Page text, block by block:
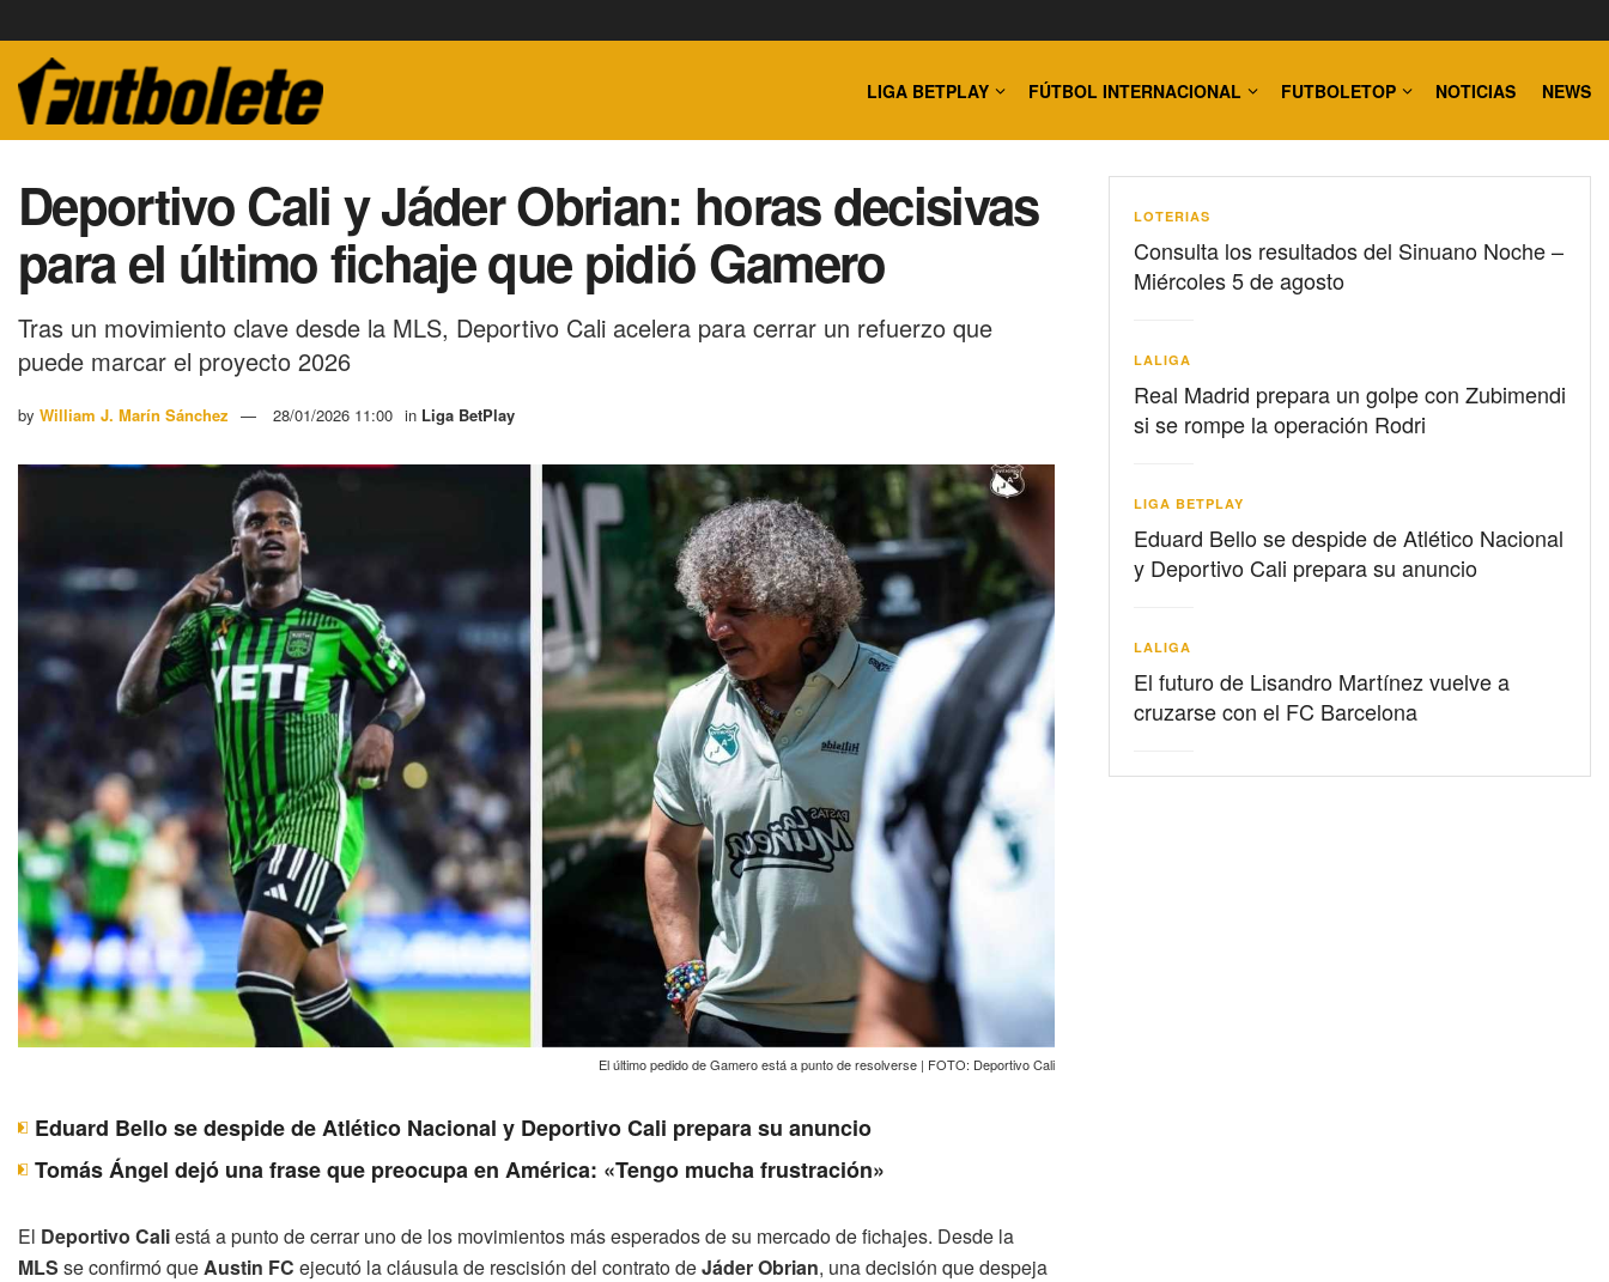
LIGA BETPLAY FÚTBOL INTERNACIONAL FUTBOLETOP NOTICIAS NEWS
Deportivo Cali y Jáder Obrian: horas decisivas
para el último fichaje que pidió Gamero
Tras un movimiento clave desde la MLS, Deportivo Cali acelera para cerrar un refuerzo que
puede marcar el proyecto 2026
by William J. Marín Sánchez 28/01/2026 11:00 in Liga BetPlay
El último pedido de Gamero está a punto de resolverse | FOTO: Deportivo Cali
Eduard Bello se despide de Atlético Nacional y Deportivo Cali prepara su anuncio
Tomás Ángel dejó una frase que preocupa en América: «Tengo mucha frustración»
El Deportivo Caliestá a punto de cerrar uno de los movimientos más esperados de su mercado de fichajes. Desde la
MLS se confirmó queAustin FC ejecutó la cláusula de rescisión del contrato deJáder Obrian, una decisión que despeja
LOTERIAS
Consulta los resultados del Sinuano Noche –
Miércoles 5 de agosto
LALIGA
Real Madrid prepara un golpe con Zubimendi
si se rompe la operación Rodri
LIGA BETPLAY
Eduard Bello se despide de Atlético Nacional
y Deportivo Cali prepara su anuncio
LALIGA
El futuro de Lisandro Martínez vuelve a
cruzarse con el FC Barcelona